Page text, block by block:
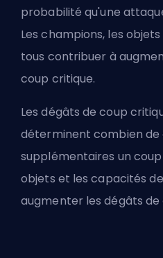
probabilité qu'une
Les champions, les
tous contribuer à
coup critique.
Les dégâts de coup
déterminent combien de
supplémentaires un
objets et les capacités
augmenter les dégâts